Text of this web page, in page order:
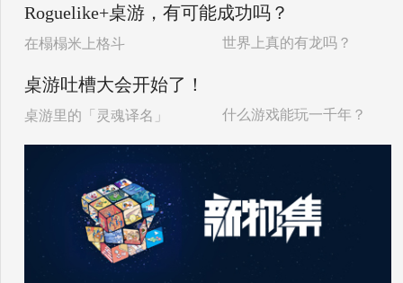
Roguelike+桌游，有可能成功吗？
在榻榻米上格斗 世界上真的有龙吗？
桌游吐槽大会开始了！
桌游里的「灵魂译名」 什么游戏能玩一千年？